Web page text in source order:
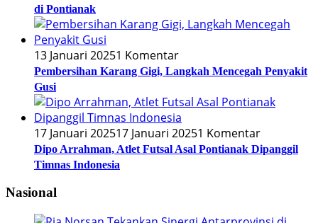
di Pontianak
13 Januari 20251 Komentar
Pembersihan Karang Gigi, Langkah Mencegah Penyakit
Gusi
17 Januari 202517 Januari 20251 Komentar
Dipo Arrahman, Atlet Futsal Asal Pontianak Dipanggil
Timnas Indonesia
Nasional